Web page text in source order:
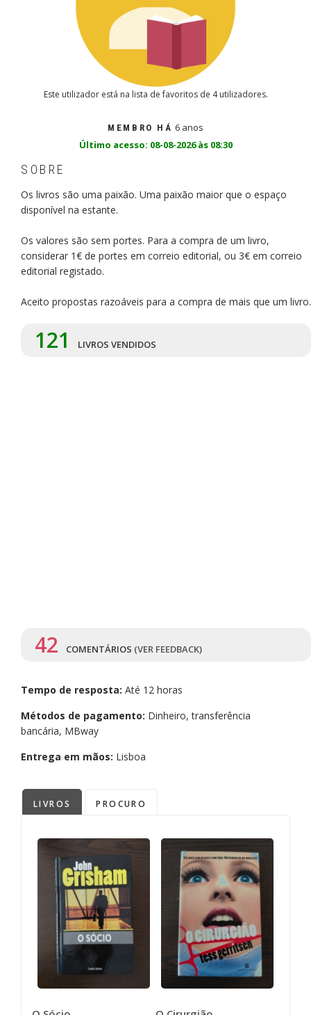
Este utilizador está na lista de favoritos de 4 utilizadores.
MEMBRO HÁ 6 anos
Último acesso: 08-08-2026 às 08:30
SOBRE
Os livros são uma paixão. Uma paixão maior que o espaço
disponível na estante.
Os valores são sem portes. Para a compra de um livro,
considerar 1€ de portes em correio editorial, ou 3€ em correio
editorial registado.
Aceito propostas razoáveis para a compra de mais que um livro.
121 LIVROS VENDIDOS
42 COMENTÁRIOS (VER FEEDBACK)
Tempo de resposta: Até 12 horas
Métodos de pagamento: Dinheiro, transferência
bancária, MBway
Entrega em mãos: Lisboa
LIVROS PROCURO